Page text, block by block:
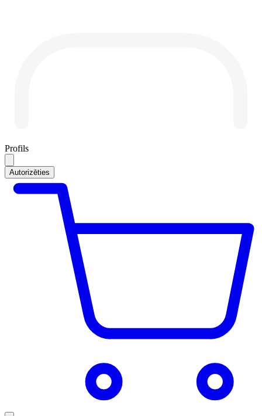
Profils
Autorizēties